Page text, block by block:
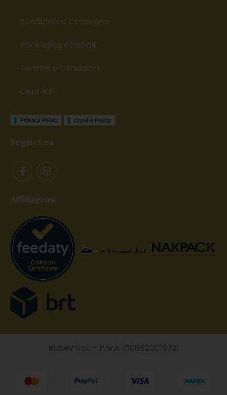
Spedizioni e Consegne
Packaging e imballi
Termini e Condizioni
Contatti
Privacy Policy Cookie Policy
Seguici su
Affiliazioni
Imbev S.r.l. – P.IVA: IT08620010721